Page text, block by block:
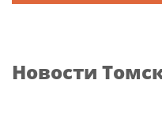
Новости